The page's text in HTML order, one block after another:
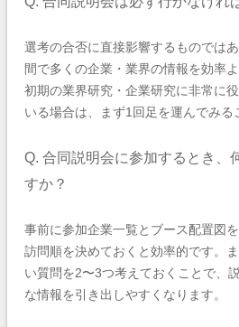
選考の合否に直接影響するものでは
間で多くの企業・業界の情報を効率
初期の業界研究・企業研究に非常に
いる場合は、まず1回足を運んでみる
Q. 合同説明会に参加するとき、
すか？
事前に参加企業一覧とブース配置図
訪問順を決めておくと効率的です。
い質問を2〜3つ考えておくことで、
な情報を引き出しやすくなります。